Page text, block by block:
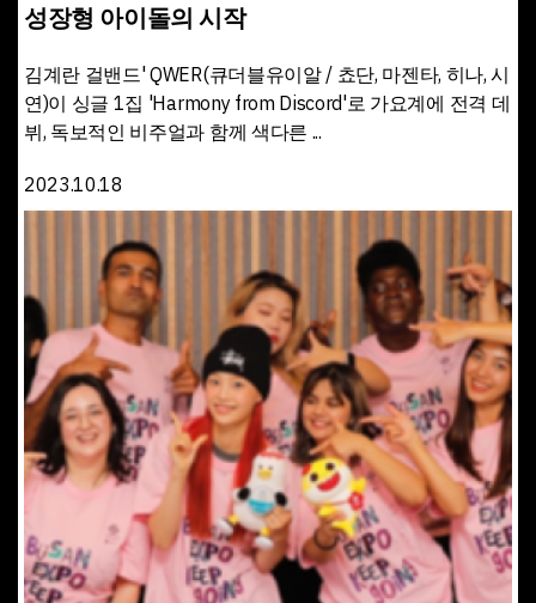
성장형 아이돌의 시작
김계란 걸밴드' QWER(큐더블유이알 / 쵸단, 마젠타, 히나, 시
연)이 싱글 1집 'Harmony from Discord'로 가요계에 전격 데
뷔, 독보적인 비주얼과 함께 색다른 ...
2023.10.18